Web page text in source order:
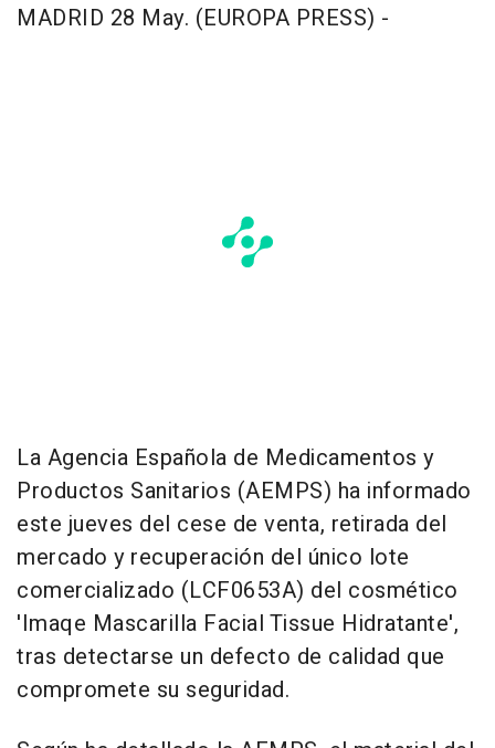
MADRID 28 May. (EUROPA PRESS) -
La Agencia Española de Medicamentos y
Productos Sanitarios (AEMPS) ha informado
este jueves del cese de venta, retirada del
mercado y recuperación del único lote
comercializado (LCF0653A) del cosmético
'Imaqe Mascarilla Facial Tissue Hidratante',
tras detectarse un defecto de calidad que
compromete su seguridad.